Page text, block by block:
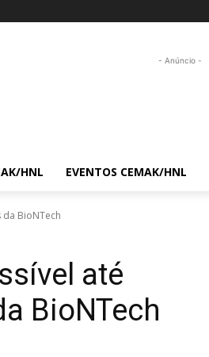
- Anúncio -
HNL EVENTOS CEMAK/HNL
BioNTech
até
BioNTech